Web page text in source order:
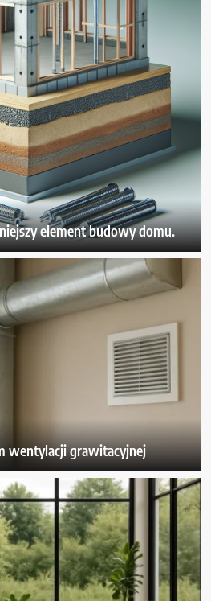
element budowy domu.
wentylacji grawitacyjnej